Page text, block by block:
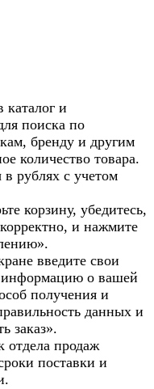
и
поиска по
бренду и другим
количество товара.
рублях с учетом
корзину, убедитесь,
и нажмите
введите свои
о вашей
получения и
данных и
заказ».
отдела продаж
поставки и